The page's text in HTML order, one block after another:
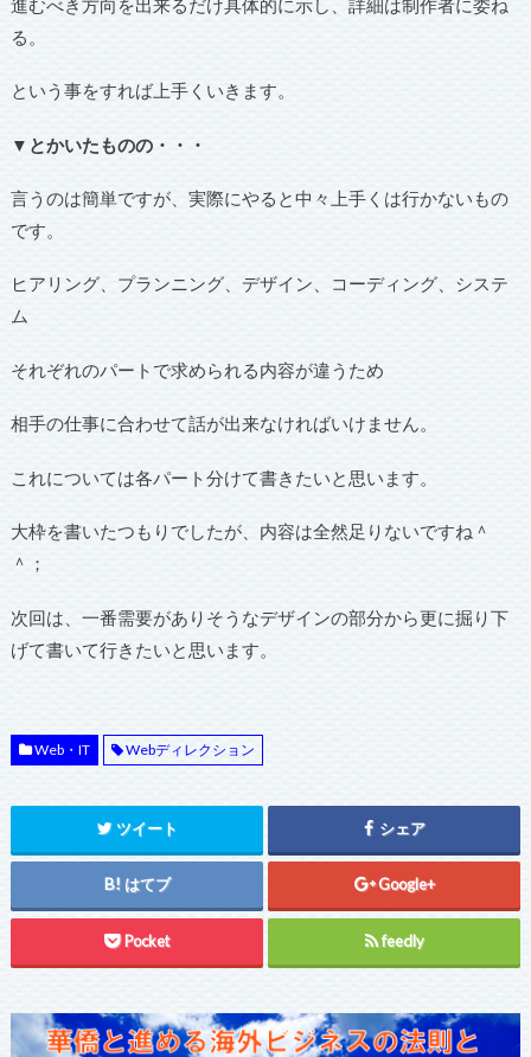
進むべき方向を出来るだけ具体的に示し、詳細は制作者に委ね
る。
という事をすれば上手くいきます。
▼とかいたものの・・・
言うのは簡単ですが、実際にやると中々上手くは行かないもの
です。
ヒアリング、プランニング、デザイン、コーディング、システ
ム
それぞれのパートで求められる内容が違うため
相手の仕事に合わせて話が出来なければいけません。
これについては各パート分けて書きたいと思います。
大枠を書いたつもりでしたが、内容は全然足りないですね＾
＾；
次回は、一番需要がありそうなデザインの部分から更に掘り下
げて書いて行きたいと思います。
Web・IT Webディレクション
ツイート シェア
はてブ Google+
Pocket feedly